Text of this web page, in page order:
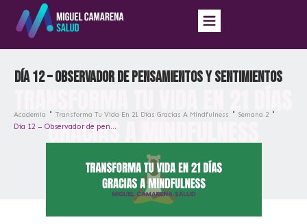
Día 12 – Observador de pensamientos y sentimientos
Academia Transforma Tu Vida En 21 Días Gracias A Mindfulness Semana 2
Día 12 – Observador de pensamientos y sentimientos